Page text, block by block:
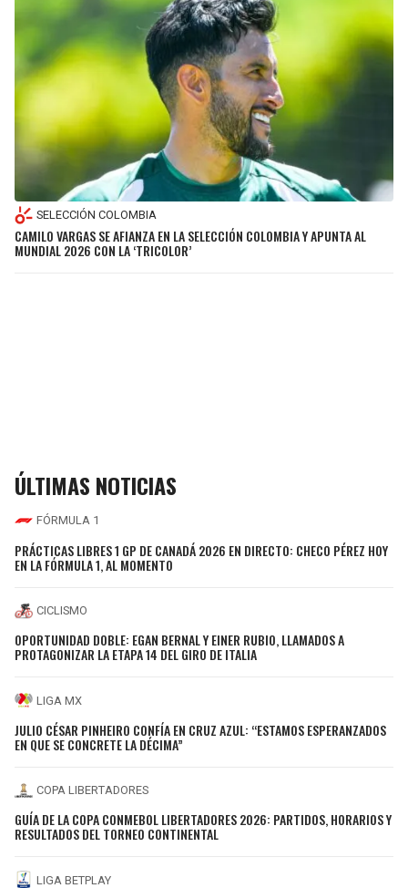
SELECCIÓN COLOMBIA
CAMILO VARGAS SE AFIANZA EN LA SELECCIÓN COLOMBIA Y APUNTA AL
MUNDIAL 2026 CON LA ‘TRICOLOR’
ÚLTIMAS NOTICIAS
FÓRMULA 1
PRÁCTICAS LIBRES 1 GP DE CANADÁ 2026 EN DIRECTO: CHECO PÉREZ HOY
EN LA FÓRMULA 1, AL MOMENTO
CICLISMO
OPORTUNIDAD DOBLE: EGAN BERNAL Y EINER RUBIO, LLAMADOS A
PROTAGONIZAR LA ETAPA 14 DEL GIRO DE ITALIA
LIGA MX
JULIO CÉSAR PINHEIRO CONFÍA EN CRUZ AZUL: “ESTAMOS ESPERANZADOS
EN QUE SE CONCRETE LA DÉCIMA”
COPA LIBERTADORES
GUÍA DE LA COPA CONMEBOL LIBERTADORES 2026: PARTIDOS, HORARIOS Y
RESULTADOS DEL TORNEO CONTINENTAL
LIGA BETPLAY